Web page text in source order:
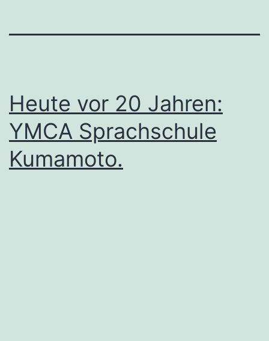
Heute vor 20 Jahren:
YMCA Sprachschule
Kumamoto.